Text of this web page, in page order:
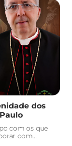
dos
com os que
com…